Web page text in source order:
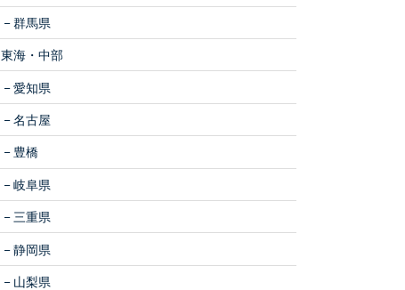
群馬県
東海・中部
愛知県
名古屋
豊橋
岐阜県
三重県
静岡県
山梨県